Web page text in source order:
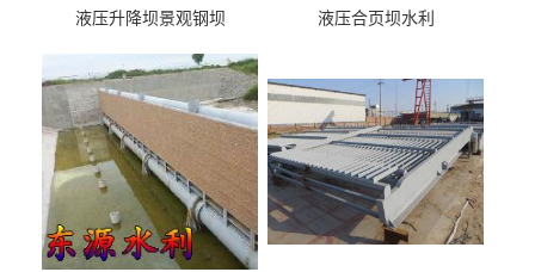
液压升降坝景观钢坝 液压合页坝水利